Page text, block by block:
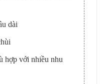
dài
hợp với nhiều nhu